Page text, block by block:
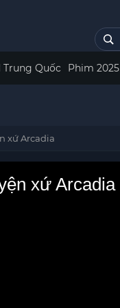
Trung Quốc Phim 2025
xứ Arcadia
xứ Arcadia